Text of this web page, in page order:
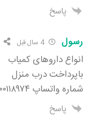
پاسخ
رسول
انواع داروهای کمیاب
باپرداخت درب منزل
شماره واتساپ ۰۹۱۰۰۱۱۸۹۷۴
پاسخ